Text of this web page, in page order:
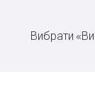
Вибрати